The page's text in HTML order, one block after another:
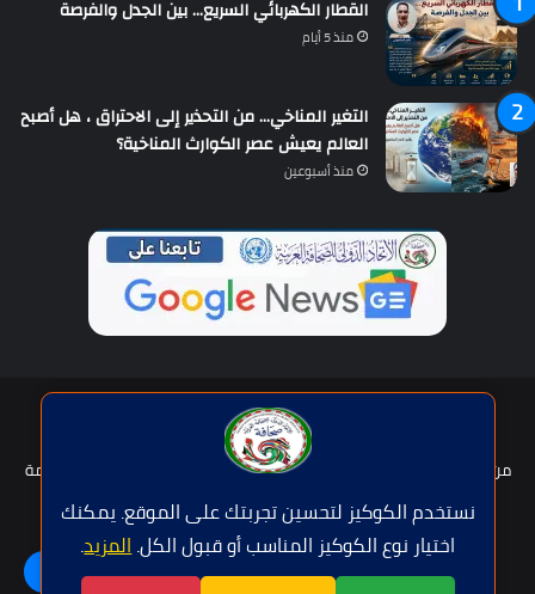
نستخدم الكوكيز لتحسين تجربتك على الموقع. يمكنك
اختيار نوع الكوكيز المناسب أو قبول الكل.المزيد.
القطار الكهربائي السريع… بين الجدل والفرصة
منذ 5 أيام
التغير المناخي… من التحذير إلى الاحتراق ، هل أصبح
العالم يعيش عصر الكوارث المناخية؟
منذ أسبوعين
حقوق النشر © | جميع الحقوق محفوظة للاتحاد الدولى للصحافة العربية
2026
من نحن؟
عضوية الإتحاد سياسة الخصوصية
شروط الخدمة
فيسبوكتويتر يوتيوبواتساب
اللغة | Langue